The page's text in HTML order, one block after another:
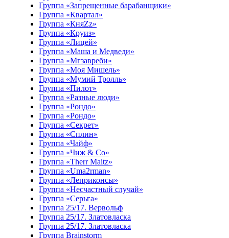
Группа «Запрещенные барабанщики»
Группа «Квартал»
Группа «КняZz»
Группа «Круиз»
Группа «Лицей»
Группа «Маша и Медведи»
Группа «Мгзавреби»
Группа «Моя Мишель»
Группа «Мумий Тролль»
Группа «Пилот»
Группа «Разные люди»
Группа «Рондо»
Группа «Рондо»
Группа «Секрет»
Группа «Сплин»
Группа «Чайф»
Группа «Чиж & Co»
Группа «Therr Maitz»
Группа «Uma2rman»
Группа «Леприконсы»
Группа «Несчастный случай»
Группа «Серьга»
Группа 25/17. Вервольф
Группа 25/17. Златовласка
Группа 25/17. Златовласка
Группа Brainstorm